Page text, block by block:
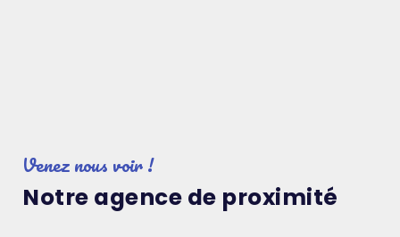
Venez nous voir !
Notre agence de proximité